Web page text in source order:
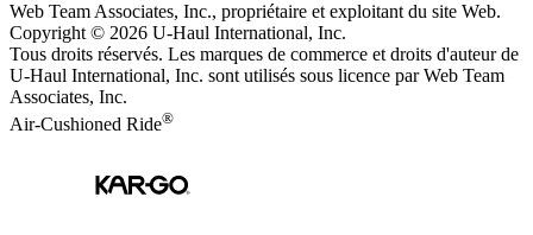
Web Team Associates, Inc., propriétaire et exploitant du site Web.
Copyright © 2026 U-Haul International, Inc.
Tous droits réservés. Les marques de commerce et droits d'auteur de
U-Haul International, Inc. sont utilisés sous licence par Web Team
Associates, Inc.
Air-Cushioned Ride®